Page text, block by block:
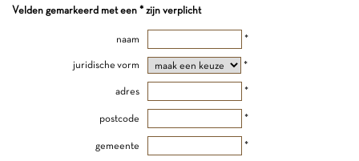
Velden gemarkeerd met een * zijn verplicht
naam *
juridische vorm *
adres *
postcode *
gemeente *